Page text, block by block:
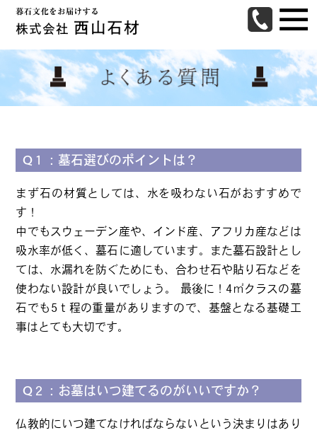
Q１：墓石選びのポイントは？
まず石の材質としては、水を吸わない石がおすすめで
す！
中でもスウェーデン産や、インド産、アフリカ産などは
吸水率が低く、墓石に適しています。また墓石設計とし
ては、水漏れを防ぐためにも、合わせ石や貼り石などを
使わない設計が良いでしょう。 最後に！4㎡クラスの墓
石でも5ｔ程の重量がありますので、基盤となる基礎工
事はとても大切です。
Q２：お墓はいつ建てるのがいいですか？
仏教的にいつ建てなければならないという決まりはあり